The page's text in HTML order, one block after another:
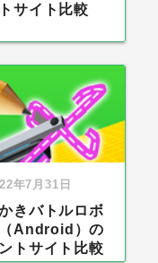
サイト比較
年7月31日
きバトルロボ
Android）の
トサイト比較